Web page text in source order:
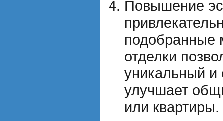
Повышение
подобранные
отделки
уникальный и
улучшает
или квартиры.